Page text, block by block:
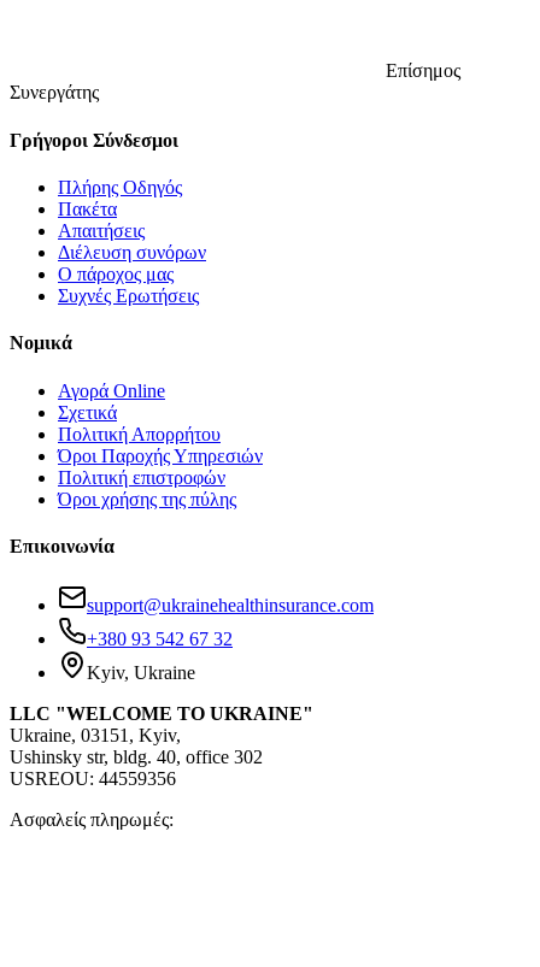
Επίσημος
Συνεργάτης
Γρήγοροι Σύνδεσμοι
Πλήρης Οδηγός
Πακέτα
Απαιτήσεις
Διέλευση συνόρων
Ο πάροχος μας
Συχνές Ερωτήσεις
Νομικά
Αγορά Online
Σχετικά
Πολιτική Απορρήτου
Όροι Παροχής Υπηρεσιών
Πολιτική επιστροφών
Όροι χρήσης της πύλης
Επικοινωνία
support@ukrainehealthinsurance.com
+380 93 542 67 32
Kyiv, Ukraine
LLC "WELCOME TO UKRAINE"
Ukraine, 03151, Kyiv,
Ushinsky str, bldg. 40, office 302
USREOU: 44559356
Ασφαλείς πληρωμές: